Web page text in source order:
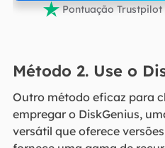
 Pontuação Trustpilot
Método 2. Use o
Outro método eficaz para
empregar o DiskGenius,
versátil que oferece